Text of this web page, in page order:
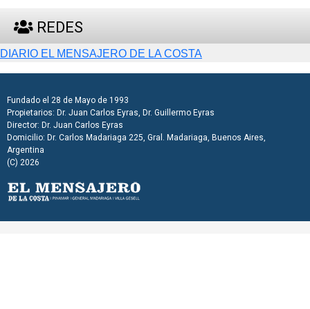
REDES
DIARIO EL MENSAJERO DE LA COSTA
Fundado el 28 de Mayo de 1993
Propietarios: Dr. Juan Carlos Eyras, Dr. Guillermo Eyras
Director: Dr. Juan Carlos Eyras
Domicilio: Dr. Carlos Madariaga 225, Gral. Madariaga, Buenos Aires,
Argentina
(C) 2026